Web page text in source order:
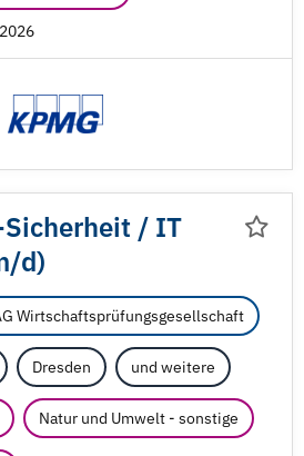
/ IT
d)
Wirtschaftsprüfungsgesellschaft
Dresden und weitere
Natur und Umwelt - sonstige